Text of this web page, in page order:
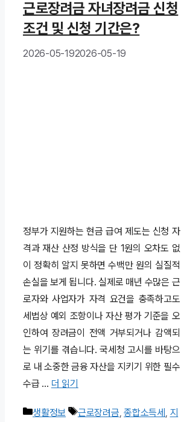
근로장려금 자녀장려금 신청
조건 및 신청 기간은?
2026-05-192026-05-19
정부가 지원하는 현금 급여 제도는 신청 자
격과 재산 산정 방식을 단 1원의 오차도 없
이 정확히 알지 못하면 수백만 원의 실질적
손실을 보게 됩니다. 실제로 매년 수많은 근
로자와 사업자가 자격 요건을 충족하고도
세법상 예외 조항이나 자산 평가 기준을 오
인하여 장려금이 전액 거부되거나 감액되
는 위기를 겪습니다. 국세청 고시를 바탕으
로 내 소중한 금융 자산을 지키기 위한 필수
수급 … 더 읽기
카
생활정보
태
근로장려금 ,종합소득세
지